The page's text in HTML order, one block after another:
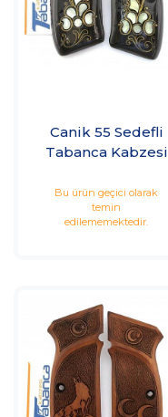
Canik 55 Sedefli
Tabanca Kabzesi
Bu ürün geçici olarak
temin
edilememektedir.